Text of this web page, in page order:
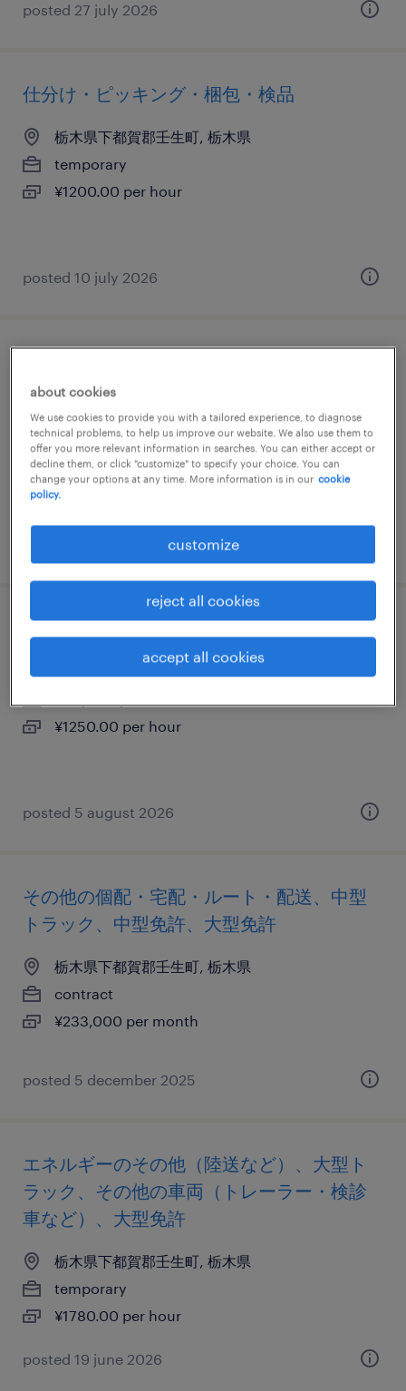
posted 27 july 2026
仕分け・ピッキング・梱包・検品
栃木県下都賀郡壬生町, 栃木県
temporary
¥1200.00 per hour
posted 10 july 2026
temporary
¥1350.00 per hour
posted 3 august 2026
仕分け・ピッキング・梱包・検品
栃木県下都賀郡壬生町, 栃木県
¥1250.00 per hour
posted 5 august 2026
その他の個配・宅配・ルート・配送、中型
トラック、中型免許、大型免許
栃木県下都賀郡壬生町, 栃木県
contract
¥233,000 per month
posted 5 december 2025
エネルギーのその他（陸送など）、大型ト
ラック、その他の車両（トレーラー・検診
車など）、大型免許
栃木県下都賀郡壬生町, 栃木県
temporary
¥1780.00 per hour
posted 19 june 2026
about cookies
We use cookies to provide you with a tailored experience, to diagnose
technical problems, to help us improve our website. We also use them to
offer you more relevant information in searches. You can either accept or
decline them, or click "customize" to specify your choice. You can
change your options at any time. More information is in our cookie
policy.
customize
reject all cookies
accept all cookies